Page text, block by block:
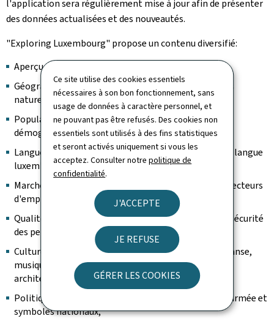
Ce site utilise des cookies essentiels
nécessaires à son bon fonctionnement, sans
usage de données à caractère personnel, et
ne pouvant pas être refusés. Des cookies non
essentiels sont utilisés à des fins statistiques
et seront activés uniquement si vous les
acceptez. Consulter notrepolitique de
confidentialité.
J'ACCEPTE
JE REFUSE
GÉRER LES COOKIES
l'application sera régulièrement mise à jour afin de présenter
des données actualisées et des nouveautés.
"Exploring Luxembourg" propose un contenu diversifié:
Aperçu général et histoire;
Géographie: régions naturelles et touristiques, parcs
naturels et climat;
Population: état de la population, évolution
démographique, société multiculturelle et religion;
Langues: emploi des langues et reconnaissance de la langue
luxembourgeoise;
Marché de l'emploi: population active et chômage, secteurs
d'emploi;
Qualité de vie: revenus et pauvreté, sécurité sociale, sécurité
des personnes et des biens, loisirs;
Culture: références Unesco, littérature, théâtre et danse,
musiques, cinéma, arts plastiques, photographie,
architecture, fêtes et traditions;
Politique: institutions, élections, pouvoir judiciaire, armée et
symboles nationaux;